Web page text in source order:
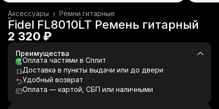
Ремни гитарные
Аксессуары ›
Гитары и гитарное оборудование
Музыкальные инструменты ›
Главная ›
Fidel FL8010LT Ремень гитарный
2 320 ₽
Преимущества
Оплата частями в Сплит
Доставка в пункты выдачи или до двери
Удобный возврат
Оплата — картой, СБП или наличными